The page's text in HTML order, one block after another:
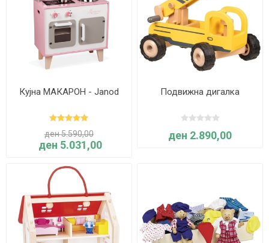
Кујна МАКАРОН - Janod
ден 5.590,00
ден 5.031,00
Подвижна дигалка
ден 2.890,00